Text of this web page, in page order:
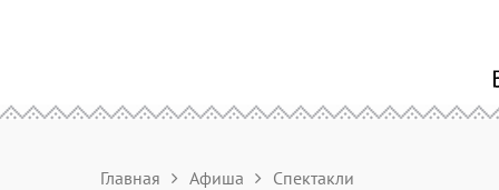
Главная Афиша Спектакли